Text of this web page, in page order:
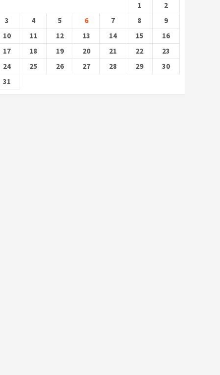
1
2
3
4 5 6 7 8
9
10
11 12 13 14 15
16
17
18 19 20 21 22
23
24
25 26 27 28 29
30
31